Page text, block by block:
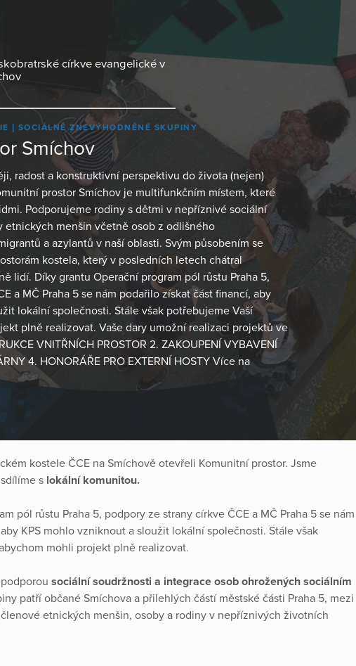
církve evangelické v
SOCIÁLNĚ ZNEVÝHODNĚNÉ SKUPINY
Smíchov
radost a konstruktivní perspektivu do života (nejen)
prostor Smíchov je multifunkčním místem, které
Podporujeme rodiny s dětmi v nepříznivé sociální
etnických menšin včetně osob z odlišného
a azylantů v naší oblasti. Svým působením se
kostela, který v posledních letech chátral
lidí. Díky grantu Operační program pól růstu Praha 5,
a MČ Praha 5 se nám podařilo získat část financí, aby
lokální společnosti. Stále však potřebujeme Vaší
plně realizovat. Vaše dary umožní realizaci projektů ve
VNITŘNÍCH PROSTOR 2. ZAKOUPENÍ VYBAVENÍ
4. HONORÁŘE PRO EXTERNÍ HOSTY Více na
kostele ČCE na Smíchově otevřeli Komunitní prostor. Jsme
s lokální komunitou.
pól růstu Praha 5, podpory ze strany církve ČCE a MČ Praha 5 se nám
KPS mohlo vzniknout a sloužit lokální společnosti. Stále však
mohli projekt plně realizovat.
sociální soudržnosti a integrace osob ohrožených sociálním
patří občané Smíchova a přilehlých částí městské části Praha 5, mezi
etnických menšin, osoby a rodiny v nepříznivých životních